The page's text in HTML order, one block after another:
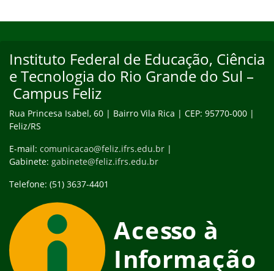
Instituto Federal de Educação, Ciência
e Tecnologia do Rio Grande do Sul –
Campus Feliz
Rua Princesa Isabel, 60 | Bairro Vila Rica | CEP: 95770-000 |
Feliz/RS
E-mail: comunicacao@feliz.ifrs.edu.br |
Gabinete: gabinete@feliz.ifrs.edu.br
Telefone: (51) 3637-4401